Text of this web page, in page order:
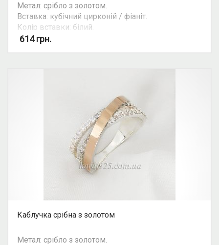
Метал: срібло з золотом.
Вставка: кубічний цирконій / фіаніт.
Колір вставки: білий.
Вид: з росипом каміння.
614грн.
Каблучка срібна з золотом
Метал: срібло з золотом.